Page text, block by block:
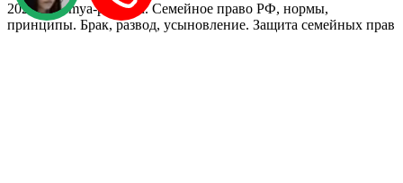
2023 © Semya-pravo.ru. Семейное право РФ, нормы,
принципы. Брак, развод, усыновление. Защита семейных прав